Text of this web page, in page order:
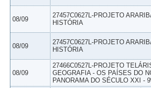
08/09
27457C0627L-PROJETO
HISTÓRIA
08/09
27457C0627L-PROJETO
HISTÓRIA
08/09
27466C0527L-PROJETO
GEOGRAFIA - OS PAÍSES DO
PANORAMA DO SÉCULO XXI -